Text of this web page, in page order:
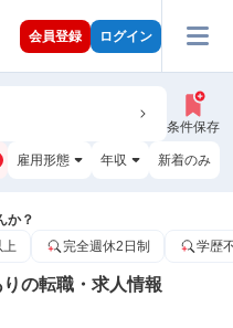
会員登録 ログイン
条件保存
雇用形態 年収 新着のみ
か？
上 完全週休2日制 学歴
の転職・求人情報